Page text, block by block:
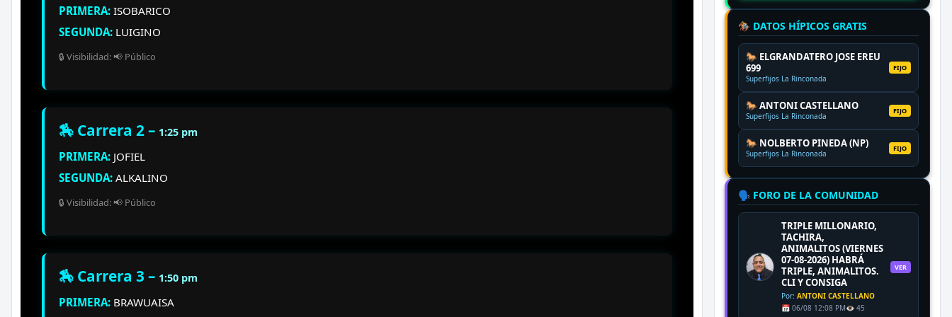
PRIMERA: ISOBARICO
SEGUNDA: LUIGINO
🔒 Visibilidad: 📢 Público
🏇 Carrera 2 – 1:25 pm
PRIMERA: JOFIEL
SEGUNDA: ALKALINO
🔒 Visibilidad: 📢 Público
🏇 Carrera 3 – 1:50 pm
PRIMERA: BRAWUAISA
🏇 DATOS HÍPICOS GRATIS
🐎 ELGRANDATERO JOSE EREU
699
Superfijos La Rinconada
FIJO
🐎 ANTONI CASTELLANO
Superfijos La Rinconada
FIJO
🐎 NOLBERTO PINEDA (NP)
Superfijos La Rinconada
FIJO
🗣️ FORO DE LA COMUNIDAD
TRIPLE MILLONARIO,
TACHIRA,
ANIMALITOS (VIERNES
07-08-2026) HABRÁ
TRIPLE, ANIMALITOS.
CLI Y CONSIGA
Por: ANTONI CASTELLANO
📅 06/08 12:08 PM👁️ 45
VER